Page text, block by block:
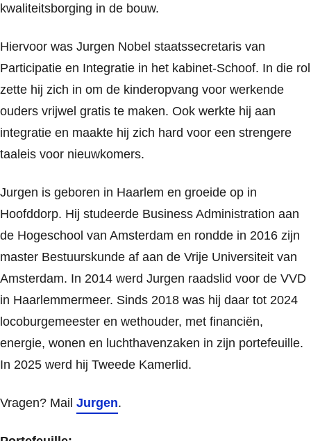
kwaliteitsborging in de bouw.
Hiervoor was Jurgen Nobel staatssecretaris van
Participatie en Integratie in het kabinet-Schoof. In die rol
zette hij zich in om de kinderopvang voor werkende
ouders vrijwel gratis te maken. Ook werkte hij aan
integratie en maakte hij zich hard voor een strengere
taaleis voor nieuwkomers.
Jurgen is geboren in Haarlem en groeide op in
Hoofddorp. Hij studeerde Business Administration aan
de Hogeschool van Amsterdam en rondde in 2016 zijn
master Bestuurskunde af aan de Vrije Universiteit van
Amsterdam. In 2014 werd Jurgen raadslid voor de VVD
in Haarlemmermeer. Sinds 2018 was hij daar tot 2024
locoburgemeester en wethouder, met financiën,
energie, wonen en luchthavenzaken in zijn portefeuille.
In 2025 werd hij Tweede Kamerlid.
Vragen? Mail Jurgen.